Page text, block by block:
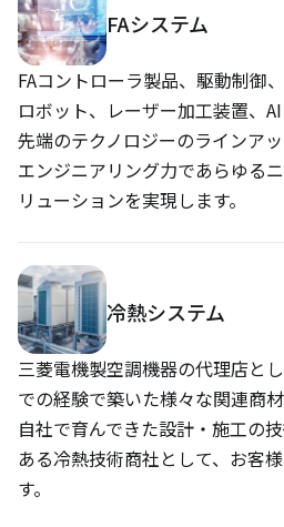
FAシステム
FAコントローラ製品、駆動制御
ロボット、レーザー加工装置、
先端のテクノロジーのラインア
エンジニアリング力であらゆる
リューションを実現します。
冷熱システム
三菱電機製空調機器の代理店と
での経験で築いた様々な関連商
自社で育んできた設計・施工の
ある冷熱技術商社として、お客
す。